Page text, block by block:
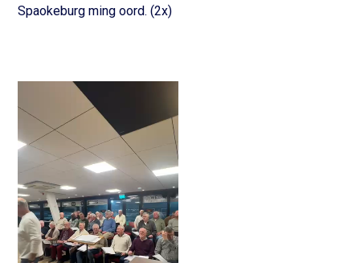
Spaokeburg ming oord. (2x)